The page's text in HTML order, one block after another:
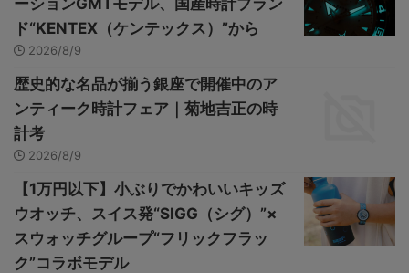
ーションGMTモデル、国産時計ブラン
ド“KENTEX（ケンテックス）”から
2026/8/9
歴史的な名品が揃う銀座で開催中のア
ンティーク時計フェア｜菊地吉正の時
計考
2026/8/9
【1万円以下】小ぶりでかわいいキッズ
ウオッチ、スイス発“SIGG（シグ）”×
スウォッチグループ“フリックフラッ
ク”コラボモデル